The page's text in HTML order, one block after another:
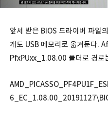
앞서 받은 BIOS 드라이버 파일
개도 USB 메모리로 옮겨둔다.
PfxPUxx_1.08.00 폴더로 경로